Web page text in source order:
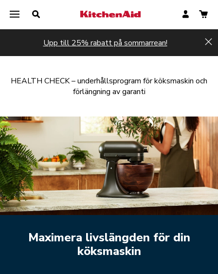
Upp till 25% rabatt på sommarrean!
HEALTH CHECK – underhållsprogram för köksmaskin och
förlängning av garanti
Maximera livslängden för din
köksmaskin